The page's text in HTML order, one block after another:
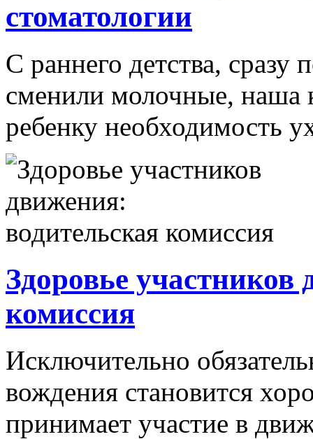
стоматологии
С раннего детства, сразу
сменили молочные, наша
ребенку необходимость
Здоровье участников
комиссия
Исключительно
вождения становится
принимает участие в